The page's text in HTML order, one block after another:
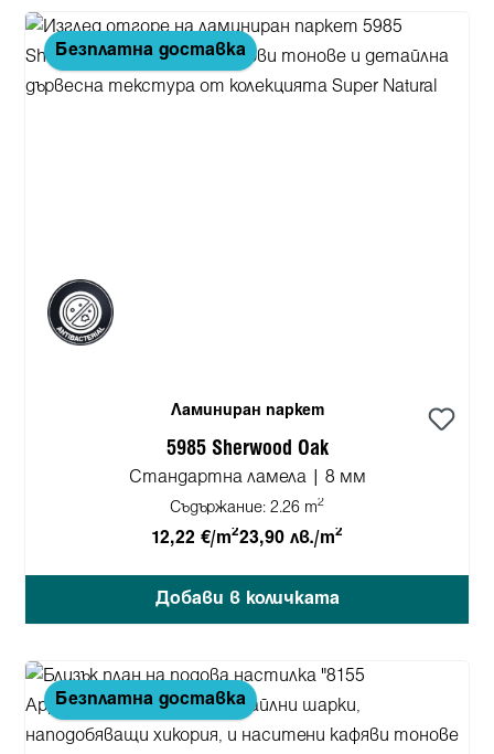
Безплатна доставка
Ламиниран паркет
5985 Sherwood Oak
Стандартна ламела | 8 мм
Съдържание: 2.26 m2
12,22 €/m223,90 лв./m2
Добави в количката
Безплатна доставка